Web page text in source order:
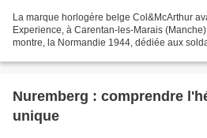
La marque horlogère belge Col&McArthur
Experience, à Carentan-les-Marais
montre, la Normandie 1944, dédiée aux
Nuremberg : comprendre
unique